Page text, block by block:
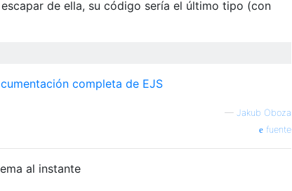
de ella, su código sería el último tipo (con
completa de EJS
— Jakub Oboza
fuente
al instante